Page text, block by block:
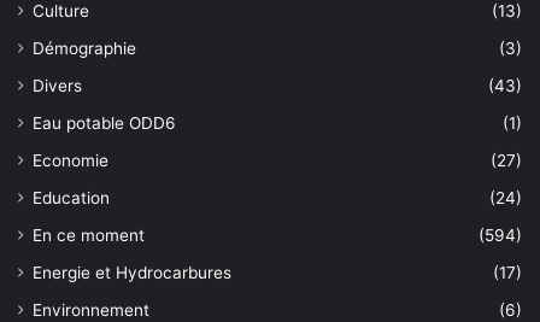
Culture
(13)
Démographie
(3)
Divers
(43)
Eau potable ODD6
(1)
Economie
(27)
Education
(24)
En ce moment
(594)
Energie et Hydrocarbures
(17)
Environnement
(6)